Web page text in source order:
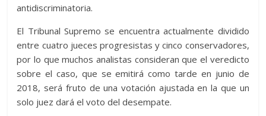
antidiscriminatoria.
El Tribunal Supremo se encuentra actualmente dividido
entre cuatro jueces progresistas y cinco conservadores,
por lo que muchos analistas consideran que el veredicto
sobre el caso, que se emitirá como tarde en junio de
2018, será fruto de una votación ajustada en la que un
solo juez dará el voto del desempate.